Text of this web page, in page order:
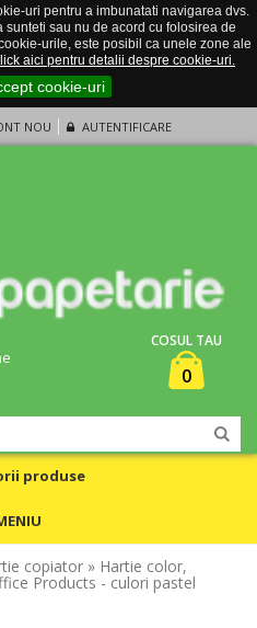
uri pentru a imbunatati navigarea dvs.
sunteti sau nu de acord cu folosirea de
urile, este posibil ca unele zone ale
aici pentru detalii despre cookie-uri.
cookie-uri
NOU AUTENTIFICARE
COSUL TAU
0
produse
copiator » Hartie color,
Products - culori pastel